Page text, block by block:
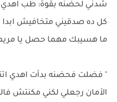
شدني لحضنه بقوة: طب اهدي
كل ده صدقيني متخافيش
ما هسيبك مهما حصل يا مريم
" فضلت فحضنه بدأت اهدي
الأمان رجعلي لكني مكنتش